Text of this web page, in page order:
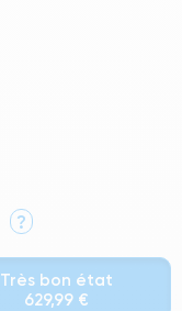
?
Très bon état
629,99 €